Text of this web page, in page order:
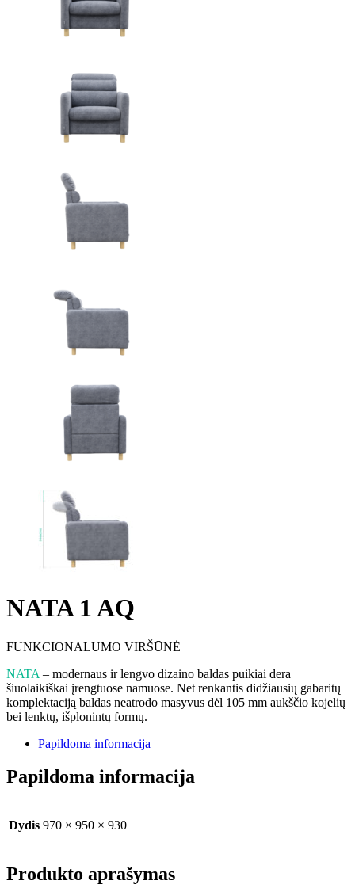
NATA 1 AQ
FUNKCIONALUMO VIRŠŪNĖ
NATA – modernaus ir lengvo dizaino baldas puikiai dera
šiuolaikiškai įrengtuose namuose. Net renkantis didžiausių gabaritų
komplektaciją baldas neatrodo masyvus dėl 105 mm aukščio kojelių
bei lenktų, išplonintų formų.
Papildoma informacija
Papildoma informacija
Dydis 970 × 950 × 930
Produkto aprašymas